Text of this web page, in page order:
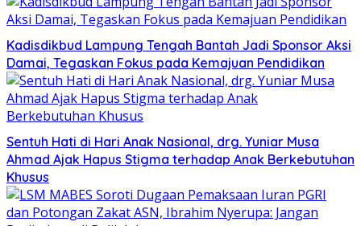
Kadisdikbud Lampung Tengah Bantah Jadi Sponsor Aksi
Damai, Tegaskan Fokus pada Kemajuan Pendidikan
Sentuh Hati di Hari Anak Nasional, drg. Yuniar Musa
Ahmad Ajak Hapus Stigma terhadap Anak Berkebutuhan
Khusus